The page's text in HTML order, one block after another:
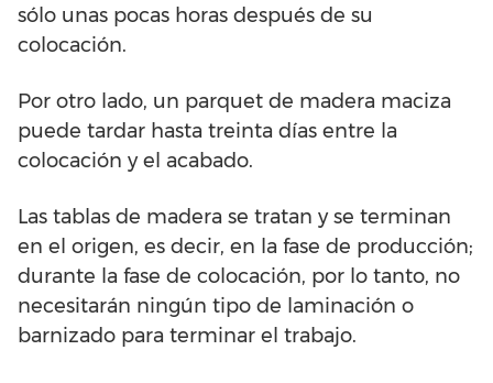
sólo unas pocas horas después de su
colocación.
Por otro lado, un parquet de madera maciza
puede tardar hasta treinta días entre la
colocación y el acabado.
Las tablas de madera se tratan y se terminan
en el origen, es decir, en la fase de producción;
durante la fase de colocación, por lo tanto, no
necesitarán ningún tipo de laminación o
barnizado para terminar el trabajo.